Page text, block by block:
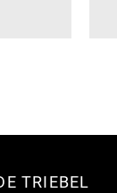
TRIEBEL